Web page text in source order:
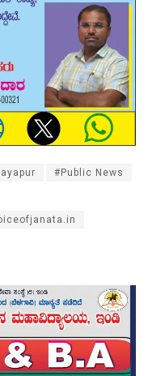
#Public News